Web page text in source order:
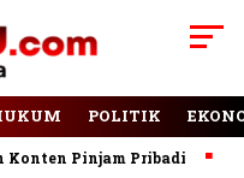
POLITIK
Pinjam Pribadi